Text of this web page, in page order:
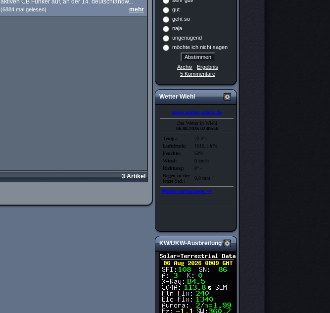
aktiven CB Funker auf, an der 14. deutschlandw...
(6884 mal gelesen)
mehr
3 Artikel
gut
geht so
naja
ungenügend
möchte ich nicht sagen
Archiv
Ergebnis
5 Kommentare
Wetter Wiehl
KW/UKW-Ausbreitung